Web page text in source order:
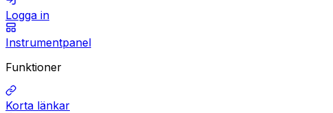
Logga in
Instrumentpanel
Funktioner
Korta länkar